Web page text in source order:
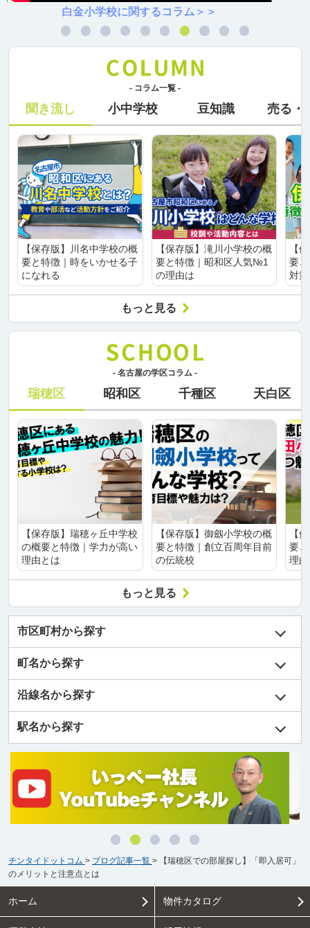
村雲小学校に関するコラム＞＞
- コラム一覧 -
聞き流し 小中学校 豆知識 売る・
【保存版】川名中学校の概
要と特徴｜時をいかせる子
になれる
【保存版】滝川小学校の概
要と特徴｜昭和区人気№1
の理由は
【
要
対
もっと見る
- 名古屋の学区コラム -
瑞穂区 昭和区 千種区 天白区
【保存版】瑞穂ヶ丘中学校
の概要と特徴｜学力が高い
理由とは
【保存版】御劔小学校の概
要と特徴｜創立百周年目前
の伝統校
【
要
理
もっと見る
市区町村から探す
町名から探す
沿線名から探す
駅名から探す
チンタイドットコム > ブログ記事一覧 >
【瑞穂区での部屋探し】「即入居可」
のメリットと注意点とは
ホーム 物件カタログ